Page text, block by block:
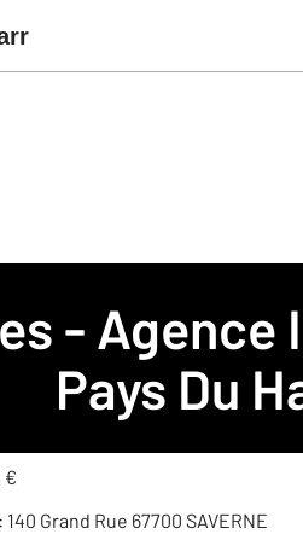
-
Pays Du
21 Pays du Haut Barr
€
: 140 Grand Rue 67700 SAVERNE